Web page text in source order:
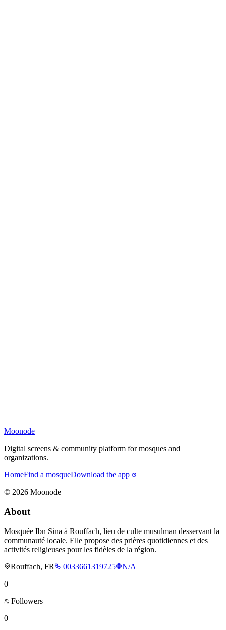
Moonode
Digital screens & community platform for mosques and
organizations.
HomeFind a mosqueDownload the app
© 2026 Moonode
About
Mosquée Ibn Sina à Rouffach, lieu de culte musulman desservant la
communauté locale. Elle propose des prières quotidiennes et des
activités religieuses pour les fidèles de la région.
Rouffach, FR
0033661319725
N/A
0
Followers
0